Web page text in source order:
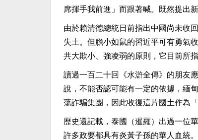
席揮手我前進」而跟著喊。既然提出
由於賴清德總統日前指出中國尚未收
失土。但膽小如鼠的習近平可有勇氣
共大欺小、強凌弱的原則，它目前所
讀過一百二十回《水滸全傳》的朋友
說，不能否認可能有一定的依據，緬
蕩詐騙集團，因此收復這片國土作為
歷史還記載，泰國（暹羅）出過一位
許多政要都具有炎黃子孫的華人血統